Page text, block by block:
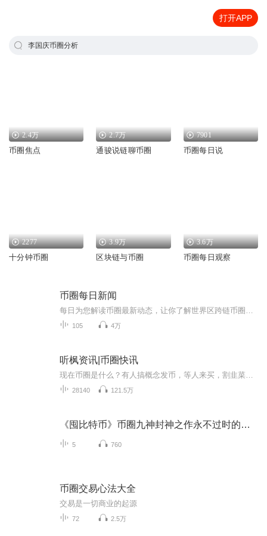
打开APP
李国庆币圈分析
2.4万
币圈焦点
2.7万
通骏说链聊币圈
7901
币圈每日说
2277
十分钟币圈
3.9万
区块链与币圈
3.6万
币圈每日观察
币圈每日新闻
105 4万
听枫资讯|币圈快讯
28140 121.5万
《囤比特币》币圈九神封神之作永不过时的币圈经典
5 760
币圈交易心法大全
交易是一切商业的起源
72 2.5万